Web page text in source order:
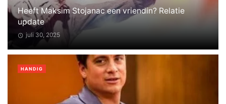
Heeft Maksim Stojanac een vriendin? Relatie
update
juli 30, 2025
HANDIG